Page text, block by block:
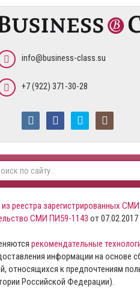
info@business-class.su
+7 (922) 371-30-28
реестра зарегистрированных СМИ
СМИ ПИ59-1143 от 07.02.2017
рекомендательные
информации на основе
относящихся к предпочтениям
Российской Федерации).